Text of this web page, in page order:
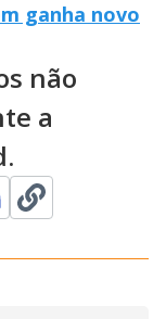
ganha novo
não
a